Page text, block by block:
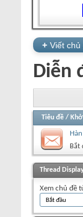
+ Viết
Diễn
Tiêu đề /
Bắt
+Viết chủ
Thread
Xem chủ đề